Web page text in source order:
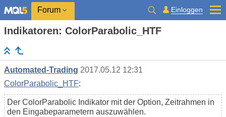
Forum Einloggen
Indikatoren: ColorParabolic_HTF
Automated-Trading 2017.05.12 12:31
ColorParabolic_HTF:
Der ColorParabolic Indikator mit der Option, Zeitrahmen in
den Eingabeparametern auszuwählen.